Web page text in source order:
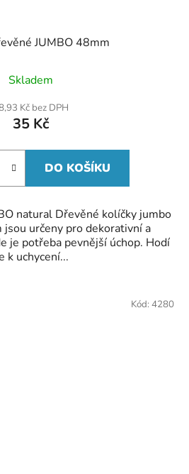
JUMBO 48mm
hodnocení
je
5,0
5
hvězdiček.
Skladem
Kč bez DPH
35 Kč
DO KOŠÍKU
natural Dřevěné kolíčky jumbo
určeny pro dekorativní a
je potřeba pevnější úchop. Hodí
k uchycení...
Kód: 4280